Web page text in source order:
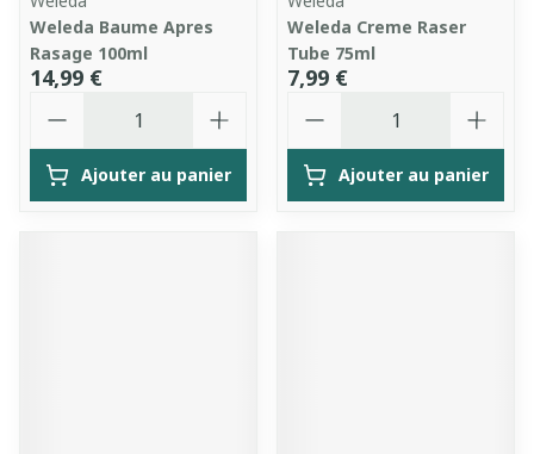
Weleda Baume Apres
Rasage 100ml
14,99 €
Ajouter au panier
Weleda Creme Raser
Tube 75ml
7,99 €
Ajouter au panier